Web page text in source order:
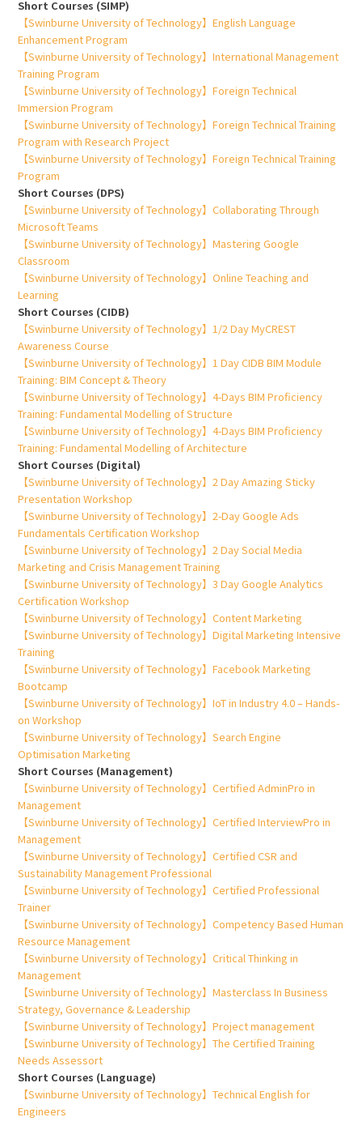
Short Courses (SIMP)
【Swinburne University of Technology】English Language
Enhancement Program
【Swinburne University of Technology】International Management
Training Program
【Swinburne University of Technology】Foreign Technical
Immersion Program
【Swinburne University of Technology】Foreign Technical Training
Program with Research Project
【Swinburne University of Technology】Foreign Technical Training
Program
Short Courses (DPS)
【Swinburne University of Technology】Collaborating Through
Microsoft Teams
【Swinburne University of Technology】Mastering Google
Classroom
【Swinburne University of Technology】Online Teaching and
Learning
Short Courses (CIDB)
【Swinburne University of Technology】1/2 Day MyCREST
Awareness Course
【Swinburne University of Technology】1 Day CIDB BIM Module
Training: BIM Concept & Theory
【Swinburne University of Technology】4-Days BIM Proficiency
Training: Fundamental Modelling of Structure
【Swinburne University of Technology】4-Days BIM Proficiency
Training: Fundamental Modelling of Architecture
Short Courses (Digital)
【Swinburne University of Technology】2 Day Amazing Sticky
Presentation Workshop
【Swinburne University of Technology】2-Day Google Ads
Fundamentals Certification Workshop
【Swinburne University of Technology】2 Day Social Media
Marketing and Crisis Management Training
【Swinburne University of Technology】3 Day Google Analytics
Certification Workshop
【Swinburne University of Technology】Content Marketing
【Swinburne University of Technology】Digital Marketing Intensive
Training
【Swinburne University of Technology】Facebook Marketing
Bootcamp
【Swinburne University of Technology】IoT in Industry 4.0 – Hands-
on Workshop
【Swinburne University of Technology】Search Engine
Optimisation Marketing
Short Courses (Management)
【Swinburne University of Technology】Certified AdminPro in
Management
【Swinburne University of Technology】Certified InterviewPro in
Management
【Swinburne University of Technology】Certified CSR and
Sustainability Management Professional
【Swinburne University of Technology】Certified Professional
Trainer
【Swinburne University of Technology】Competency Based Human
Resource Management
【Swinburne University of Technology】Critical Thinking in
Management
【Swinburne University of Technology】Masterclass In Business
Strategy, Governance & Leadership
【Swinburne University of Technology】Project management
【Swinburne University of Technology】The Certified Training
Needs Assessort
Short Courses (Language)
【Swinburne University of Technology】Technical English for
Engineers